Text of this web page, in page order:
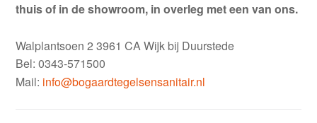
thuis of in de showroom, in overleg met een van ons.
Walplantsoen 2 3961 CA Wijk bij Duurstede
Bel: 0343-571500
Mail: info@bogaardtegelsensanitair.nl